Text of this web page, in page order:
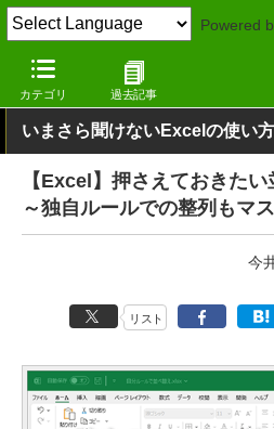
Powered
カテゴリ 過去記事
窓の杜 オフィス・ドキュメント
いまさら聞けないExcelの使い
【Excel】押さえておきた
～独自ルールでの整列もマ
今
リスト